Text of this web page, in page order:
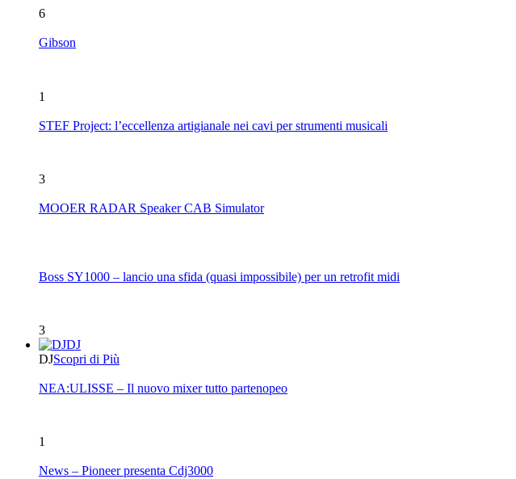
6
Gibson
1
STEF Project: l’eccellenza artigianale nei cavi per strumenti musicali
3
MOOER RADAR Speaker CAB Simulator
Boss SY1000 – lancio una sfida (quasi impossibile) per un retrofit midi
3
DJ
DJScopri di Più
NEA:ULISSE – Il nuovo mixer tutto partenopeo
1
News – Pioneer presenta Cdj3000